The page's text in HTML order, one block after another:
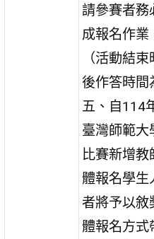
請參賽者務
成報名作業
（活動結
後作答時間
五、自114
臺灣師範大
比賽新增教
體報名學生
者將予以敘
體報名方式